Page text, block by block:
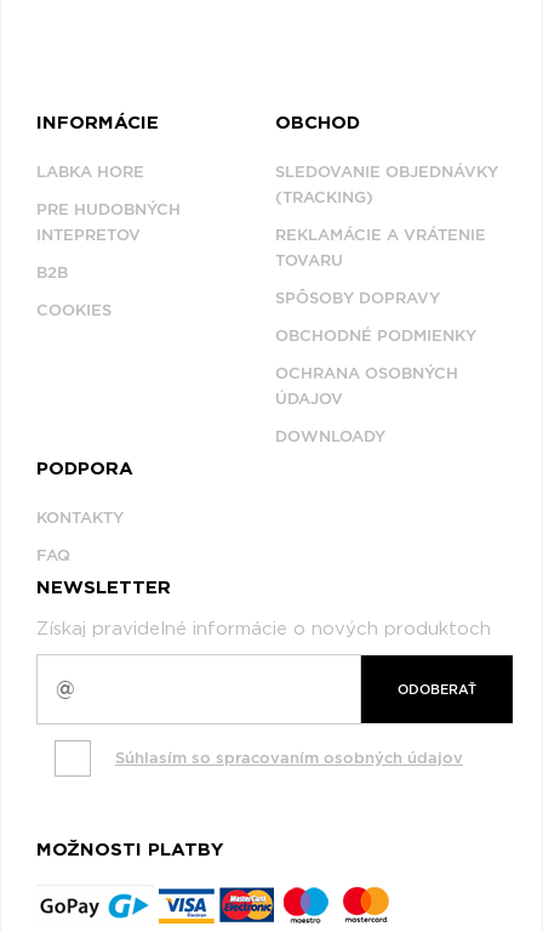
INFORMÁCIE
LABKA HORE
PRE HUDOBNÝCH
INTEPRETOV
B2B
COOKIES
OBCHOD
SLEDOVANIE OBJEDNÁVKY
(TRACKING)
REKLAMÁCIE A VRÁTENIE
TOVARU
SPÔSOBY DOPRAVY
OBCHODNÉ PODMIENKY
OCHRANA OSOBNÝCH
ÚDAJOV
DOWNLOADY
PODPORA
KONTAKTY
FAQ
NEWSLETTER
Získaj pravidelné informácie o nových produktoch
ODOBERAŤ
Súhlasím so spracovaním osobných údajov
MOŽNOSTI PLATBY